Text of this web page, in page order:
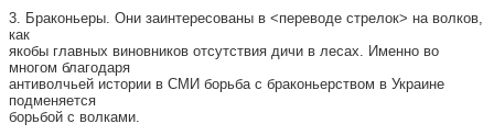
3. Браконьеры. Они заинтересованы в <переводе стрелок> на волков,
как
якобы главных виновников отсутствия дичи в лесах. Именно во
многом благодаря
антиволчьей истории в СМИ борьба с браконьерством в Украине
подменяется
борьбой с волками.